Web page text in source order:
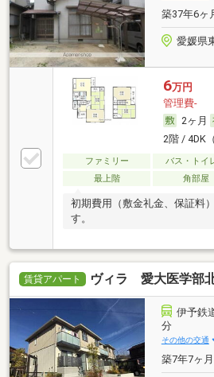
築37年6ヶ
愛媛県
6万円
管理費-
2ヶ月
2階 / 4DK
ファミリー バス・トイ
最上階
角部屋
初期費用（敷金礼金、保証料
す。
賃貸アパート ヴィラ 愛大医学部
伊予鉄
分
その他の交通
築7年7ヶ